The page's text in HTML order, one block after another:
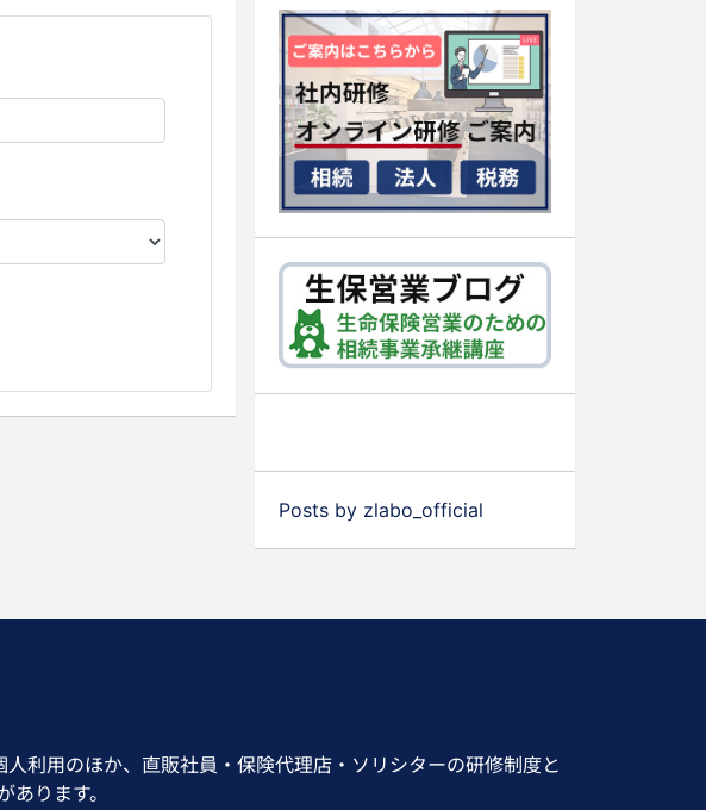
Posts by zlabo_official
利用のほか、直販社員・保険代理店・ソリシターの研修制度と
ります。